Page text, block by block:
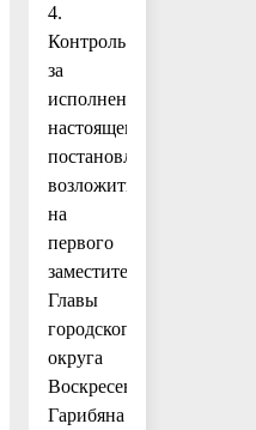
4.
Контроль
за
исполнением
настоящего
постановления
возложить
на
первого
заместителя
Главы
городского
округа
Воскресенск
Гарибяна